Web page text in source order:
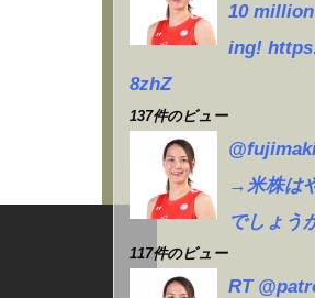
10
ing!
8zhZ
137件のビュー
→米株は
でしょう
117件のビュー
RT